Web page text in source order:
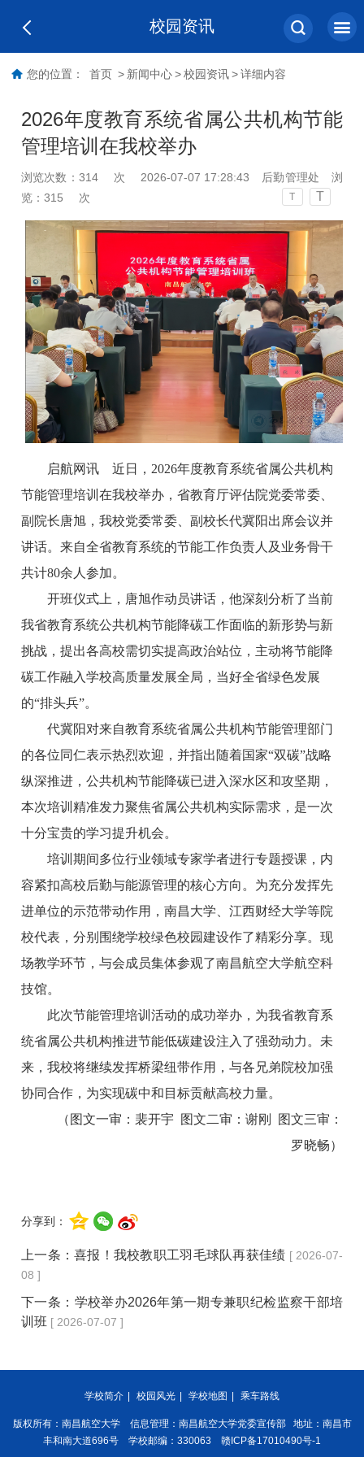
校园资讯
您的位置： 首页 > 新闻中心 > 校园资讯 > 详细内容
2026年度教育系统省属公共机构节能
管理培训在我校举办
浏览次数： 314 次 2026-07-07 17:28:43 后勤管理处
浏
览：315 次 T T
启航网讯 近日，2026年度教育系统省属公共机构
节能管理培训在我校举办，省教育厅评估院党委常委、
副院长唐旭，我校党委常委、副校长代冀阳出席会议并
讲话。来自全省教育系统的节能工作负责人及业务骨干
共计80余人参加。
开班仪式上，唐旭作动员讲话，他深刻分析了当前
我省教育系统公共机构节能降碳工作面临的新形势与新
挑战，提出各高校需切实提高政治站位，主动将节能降
碳工作融入学校高质量发展全局，当好全省绿色发展
的“排头兵”。
代冀阳对来自教育系统省属公共机构节能管理部门
的各位同仁表示热烈欢迎，并指出随着国家“双碳”战略
纵深推进，公共机构节能降碳已进入深水区和攻坚期，
本次培训精准发力聚焦省属公共机构实际需求，是一次
十分宝贵的学习提升机会。
培训期间多位行业领域专家学者进行专题授课，内
容紧扣高校后勤与能源管理的核心方向。为充分发挥先
进单位的示范带动作用，南昌大学、江西财经大学等院
校代表，分别围绕学校绿色校园建设作了精彩分享。现
场教学环节，与会成员集体参观了南昌航空大学航空科
技馆。
此次节能管理培训活动的成功举办，为我省教育系
统省属公共机构推进节能低碳建设注入了强劲动力。未
来，我校将继续发挥桥梁纽带作用，与各兄弟院校加强
协同合作，为实现碳中和目标贡献高校力量。
（图文一审：裴开宇 图文二审：谢刚 图文三审：
罗晓畅）
分享到：
上一条：喜报！我校教职工羽毛球队再获佳绩 [ 2026-07-
08 ]
下一条： 学校举办2026年第一期专兼职纪检监察干部培
训班 [ 2026-07-07 ]
学校简介 校园风光 学校地图 乘车路线
版权所有：南昌航空大学 信息管理：南昌航空大学党委宣传部 地址：南昌市
丰和南大道696号 学校邮编：330063 赣ICP备17010490号-1